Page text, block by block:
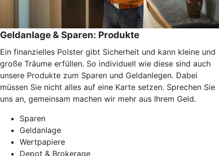
Geldanlage & Sparen: Produkte
Ein finanzielles Polster gibt Sicherheit und kann kleine und
große Träume erfüllen. So individuell wie diese sind auch
unsere Produkte zum Sparen und Geldanlegen. Dabei
müssen Sie nicht alles auf eine Karte setzen. Sprechen Sie
uns an, gemeinsam machen wir mehr aus Ihrem Geld.
Sparen
Geldanlage
Wertpapiere
Depot & Brokerage